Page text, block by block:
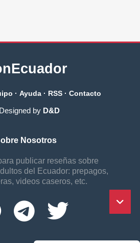
· Ayuda · RSS · Contacto
by D&D
Nosotros
publicar reseñas sobre
del Ecuador: prepagos,
videos caseros, etc.